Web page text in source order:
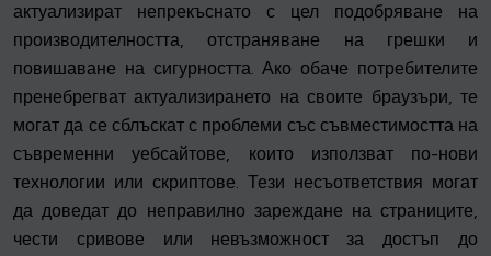
актуализират непрекъснато с цел подобряване на
производителността, отстраняване на грешки и
повишаване на сигурността. Ако обаче потребителите
пренебрегват актуализирането на своите браузъри, те
могат да се сблъскат с проблеми със съвместимостта на
съвременни уебсайтове, които използват по-нови
технологии или скриптове. Тези несъответствия могат
да доведат до неправилно зареждане на страниците,
чести сривове или невъзможност за достъп до